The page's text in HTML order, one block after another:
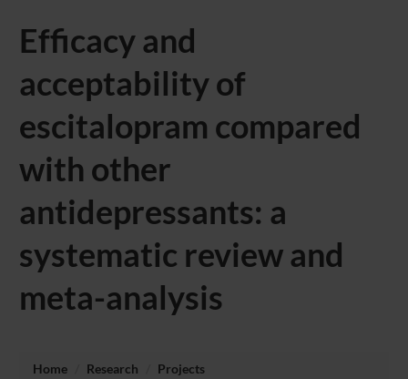
Efficacy and
acceptability of
escitalopram compared
with other
antidepressants: a
systematic review and
meta-analysis
Home Research
Projects